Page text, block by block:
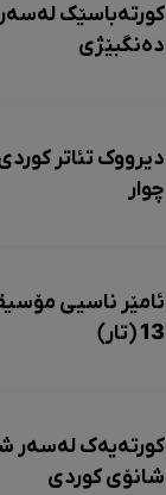
کورتەباسێک
دەنگبێژی
دیرووک تئاتر
چوار
ئامێر ناسیی
13 (تار)
کورتەیەک لەسەر
شانۆی کوردی